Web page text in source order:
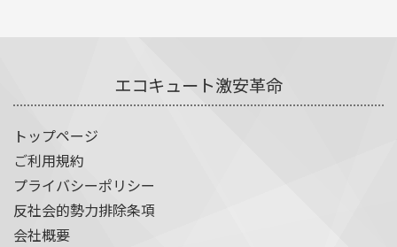
エコキュート激安革命
トップページ
ご利用規約
プライバシーポリシー
反社会的勢力排除条項
会社概要